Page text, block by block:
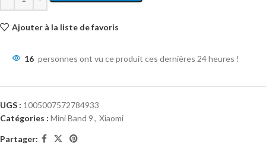
Ajouter à la liste de favoris
16 personnes ont vu ce produit ces dernières 24 heures !
UGS : 1005007572784933
Catégories : Mini Band 9, Xiaomi
Partager: